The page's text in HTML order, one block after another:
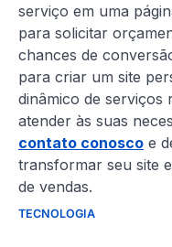
serviço em uma
para solicitar
chances de
para criar um site
dinâmico de serviços
atender às suas
contato conosco e
transformar seu site
de vendas.
TECNOLOGIA